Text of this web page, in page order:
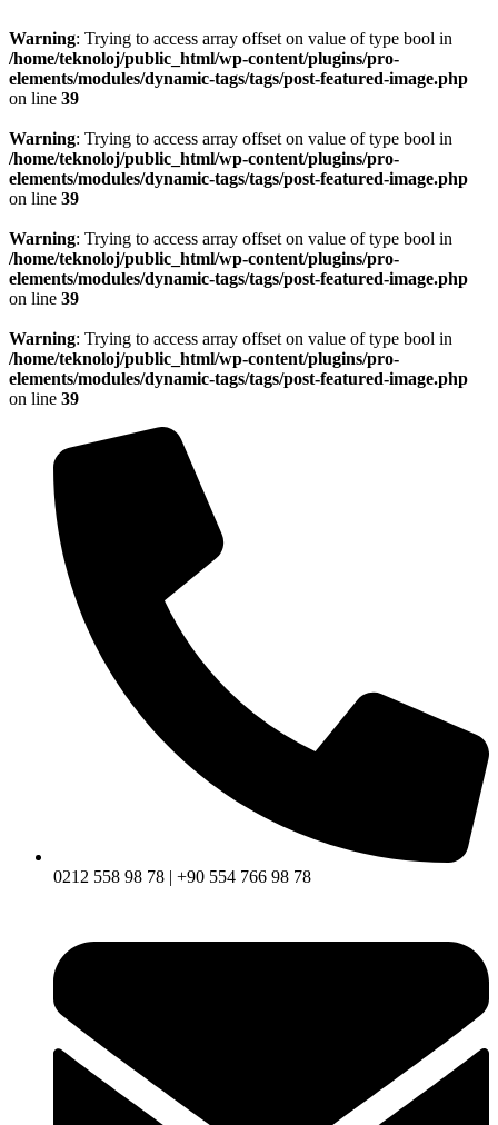
Warning: Trying to access array offset on value of type bool in
/home/teknoloj/public_html/wp-content/plugins/pro-
elements/modules/dynamic-tags/tags/post-featured-image.php
on line 39
Warning: Trying to access array offset on value of type bool in
/home/teknoloj/public_html/wp-content/plugins/pro-
elements/modules/dynamic-tags/tags/post-featured-image.php
on line 39
Warning: Trying to access array offset on value of type bool in
/home/teknoloj/public_html/wp-content/plugins/pro-
elements/modules/dynamic-tags/tags/post-featured-image.php
on line 39
Warning: Trying to access array offset on value of type bool in
/home/teknoloj/public_html/wp-content/plugins/pro-
elements/modules/dynamic-tags/tags/post-featured-image.php
on line 39
0212 558 98 78 | +90 554 766 98 78